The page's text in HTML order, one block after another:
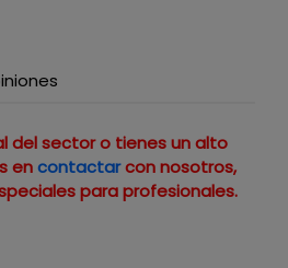
del sector o tienes un alto
encontactarcon nosotros,
para profesionales.